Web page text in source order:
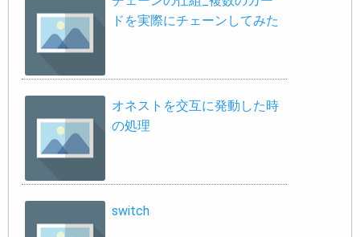
ドを実際にチェーンしてみた
オネストを交互に発動した時
の処理
switch